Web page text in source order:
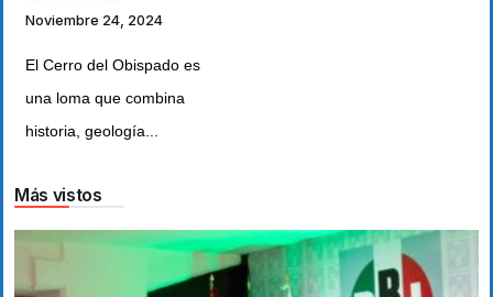
Noviembre 24, 2024
El Cerro del Obispado es
una loma que combina
historia, geología...
Más vistos